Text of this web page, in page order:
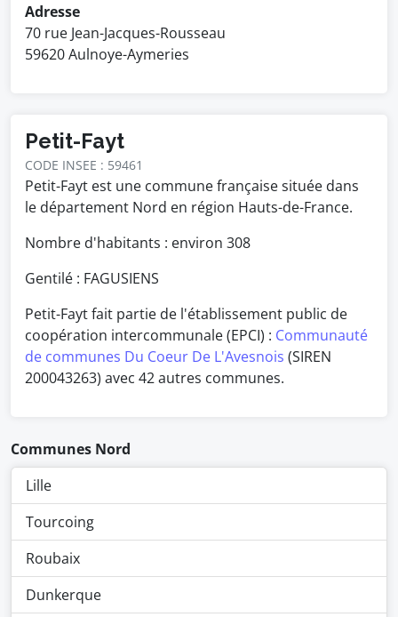
Adresse
70 rue Jean-Jacques-Rousseau
59620 Aulnoye-Aymeries
Petit-Fayt
CODE INSEE : 59461
Petit-Fayt est une commune française située dans
le département Nord en région Hauts-de-France.
Nombre d'habitants : environ 308
Gentilé : FAGUSIENS
Petit-Fayt fait partie de l'établissement public de
coopération intercommunale (EPCI) : Communauté
de communes Du Coeur De L'Avesnois (SIREN
200043263) avec 42 autres communes.
Communes Nord
Lille
Tourcoing
Roubaix
Dunkerque